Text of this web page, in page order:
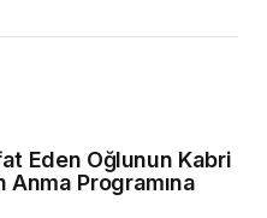
Eden Oğlunun Kabri
Anma Programına